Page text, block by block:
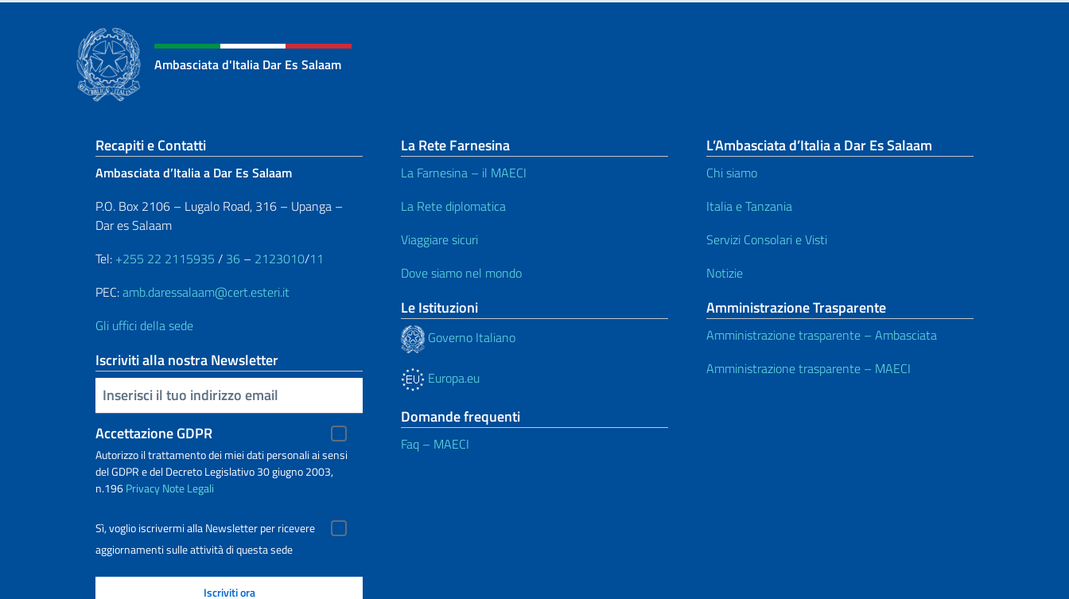
Ambasciata d'Italia Dar Es Salaam
Sezione footer
Recapiti e Contatti
Ambasciata d’Italia a Dar Es Salaam
P.O. Box 2106 – Lugalo Road, 316 – Upanga –
Dar es Salaam
Tel: +255 22 2115935 / 36 – 2123010/11
PEC:amb.daressalaam@cert.esteri.it
Gli uffici della sede
Iscriviti alla nostra Newsletter
Inserisci la tua email
Accettazione GDPR
Autorizzo il trattamento dei miei dati personali ai sensi
del GDPR e del Decreto Legislativo 30 giugno 2003,
n.196PrivacyNote Legali
Sì, voglio iscrivermi alla Newsletter per ricevere
aggiornamenti sulle attività di questa sede
La Rete Farnesina
La Farnesina – il MAECI
La Rete diplomatica
Viaggiare sicuri
Dove siamo nel mondo
Le Istituzioni
Governo Italiano
Europa.eu
Domande frequenti
Faq – MAECI
L’Ambasciata d’Italia a Dar Es Salaam
Chi siamo
Italia e Tanzania
Servizi Consolari e Visti
Notizie
Amministrazione Trasparente
Amministrazione trasparente – Ambasciata
Amministrazione trasparente – MAECI